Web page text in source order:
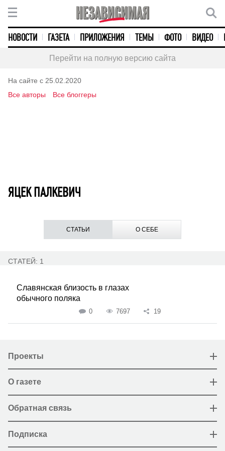
НОВОСТИ ГАЗЕТА ПРИЛОЖЕНИЯ ТЕМЫ ФОТО ВИДЕО
Перейти на полную версию сайта
На сайте с 25.02.2020
Все авторы
Все блоггеры
ЯЦЕК ПAЛКЕВИЧ
СТАТЬИ О СЕБЕ
СТАТЕЙ: 1
Славянская близость в глазах
обычного поляка
0 7697 19
Проекты
О газете
Обратная связь
Подписка